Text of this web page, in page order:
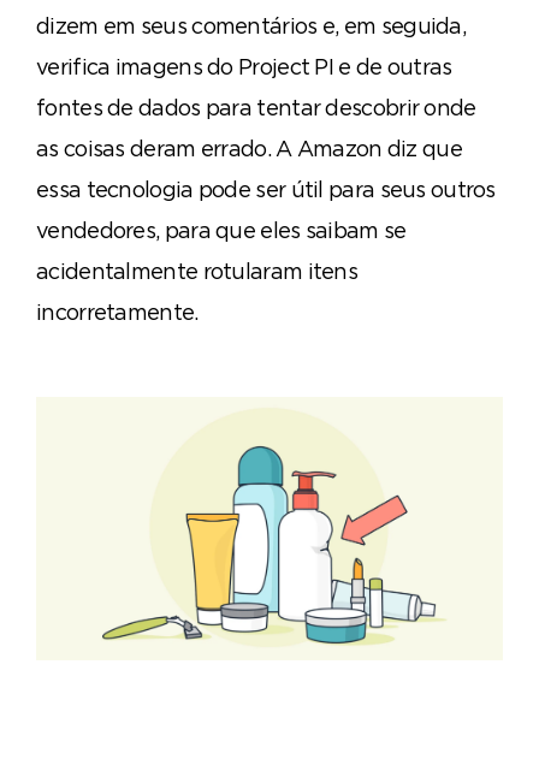
dizem em seus comentários e, em seguida,
verifica imagens do Project PI e de outras
fontes de dados para tentar descobrir onde
as coisas deram errado. A Amazon diz que
essa tecnologia pode ser útil para seus outros
vendedores, para que eles saibam se
acidentalmente rotularam itens
incorretamente.